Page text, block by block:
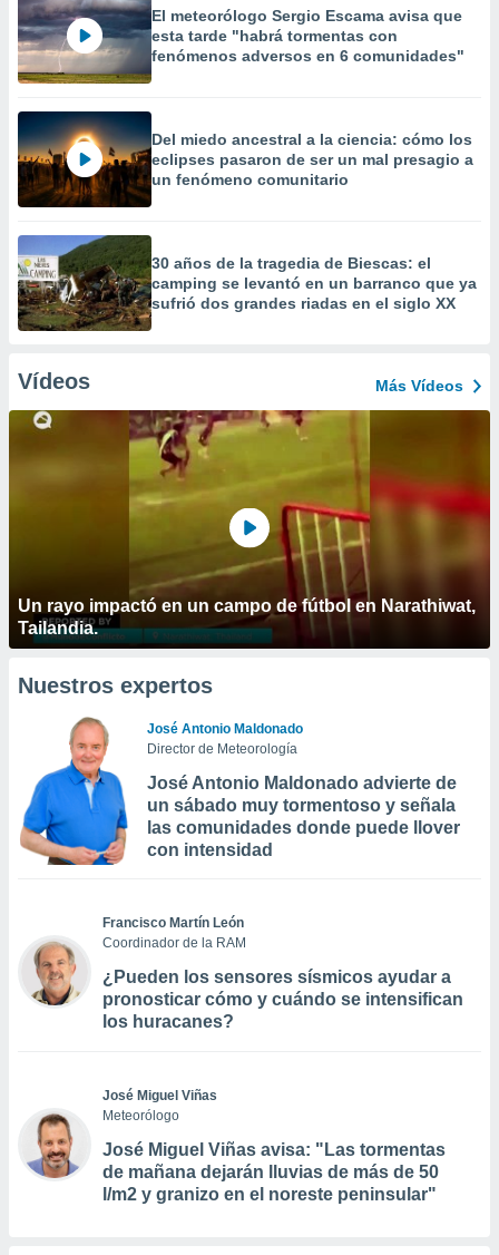
El meteorólogo Sergio Escama avisa que
esta tarde "habrá tormentas con
fenómenos adversos en 6 comunidades"
Del miedo ancestral a la ciencia: cómo los
eclipses pasaron de ser un mal presagio a
un fenómeno comunitario
30 años de la tragedia de Biescas: el
camping se levantó en un barranco que ya
sufrió dos grandes riadas en el siglo XX
Vídeos Más Vídeos
Un rayo impactó en un campo de fútbol en Narathiwat,
Tailandia.
Nuestros expertos
José Antonio Maldonado
Director de Meteorología
José Antonio Maldonado advierte de
un sábado muy tormentoso y señala
las comunidades donde puede llover
con intensidad
Francisco Martín León
Coordinador de la RAM
¿Pueden los sensores sísmicos ayudar a
pronosticar cómo y cuándo se intensifican
los huracanes?
José Miguel Viñas
Meteorólogo
José Miguel Viñas avisa: "Las tormentas
de mañana dejarán lluvias de más de 50
l/m2 y granizo en el noreste peninsular"